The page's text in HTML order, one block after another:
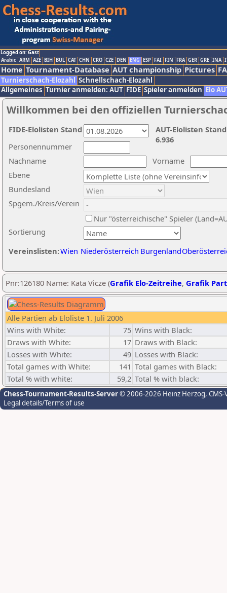
Logged on: Gast
Arabic ARM AZE BIH BUL CAT CHN CRO CZE DEN ENG ESP FAI FIN FRA GER GRE INA
Home Tournament-Database AUT championship Pictures
Turnierschach-Elozahl Schnellschach-Elozahl
Allgemeines Turnier anmelden: AUT FIDE Spieler anmelden Elo
Willkommen bei den offiziellen
Nachname
Vorname
Ebene
Sortierung
Personennummer
Bundesland
Spgem./Kreis/Verein
Nur "österreichische" Spieler
Vereinslisten:Wien Niederösterreich Burgenland
AUT-Elolisten
6.936
FIDE-Elolisten Stand
Pnr:126180 Name: Kata Vicze (Grafik Elo-Zeitreihe, Grafik
Alle Partien ab Eloliste 1. Juli 2006
Wins with White:
75 Wins with Black:
Draws with White:
17 Draws with Black:
Losses with White:
49 Losses with Black:
Total games with White:
141 Total games with Black:
Total % with white:
59,2 Total % with black:
Chess-Tournament-Results-Server© 2006-2026 Heinz Herzog,
Legal details/Terms of use